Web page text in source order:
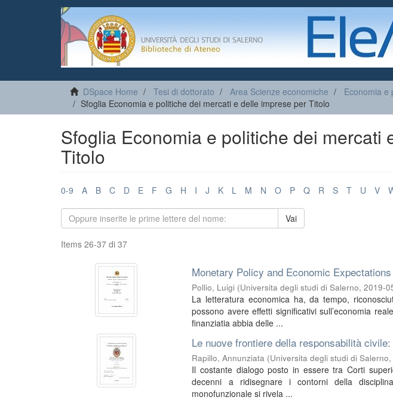
DSpace Home Tesi di dottorato Area Scienze economiche
Economia e
Sfoglia Economia e politiche dei mercati e delle imprese per Titolo
Sfoglia Economia e politiche dei mercati
Titolo
0-9 A B C D E F G H I J K L M N O P Q R S T U V
Vai
Items 26-37 di 37
Monetary Policy and Economic Expectations
Pollio, Luigi (Universita degli studi di Salerno,2019-
La letteratura economica ha, da tempo,
possono avere effetti significativi sull’economia
finanziatia abbia delle ...
Le nuove frontiere della responsabilità
Rapillo, Annunziata (Universita degli studi di Salerno
Il costante dialogo posto in essere tra Corti
decenni a ridisegnare i contorni della
monofunzionale si rivela ...